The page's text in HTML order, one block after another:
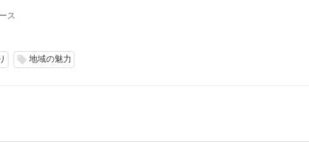
ス
local_offer 地域の魅力